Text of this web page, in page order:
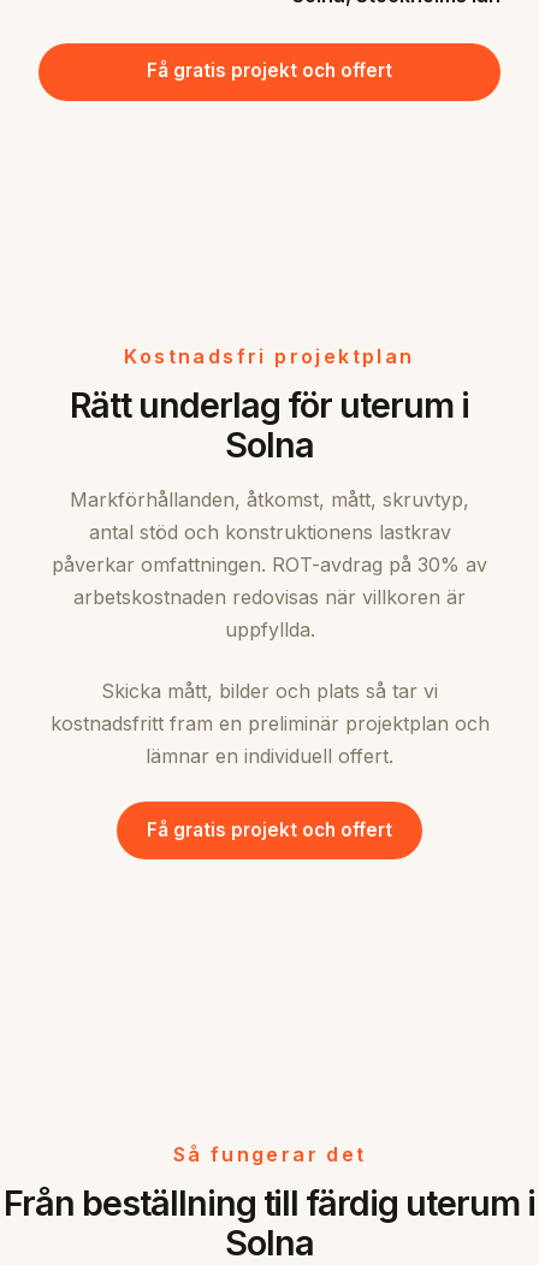
Få gratis projekt och offert
Kostnadsfri projektplan
Rätt underlag för uterum i
Solna
Markförhållanden, åtkomst, mått, skruvtyp,
antal stöd och konstruktionens lastkrav
påverkar omfattningen. ROT-avdrag på 30% av
arbetskostnaden redovisas när villkoren är
uppfyllda.
Skicka mått, bilder och plats så tar vi
kostnadsfritt fram en preliminär projektplan och
lämnar en individuell offert.
Få gratis projekt och offert
Så fungerar det
Från beställning till färdig uterum i
Solna